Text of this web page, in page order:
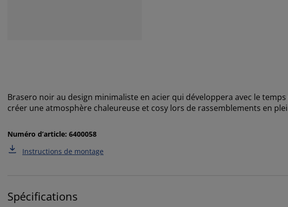
Brasero noir au design minimaliste en acier qui développera avec le
créer une atmosphère chaleureuse et cosy lors de rassemblements en
Numéro d’article: 6400058
Instructions de montage
Spécifications